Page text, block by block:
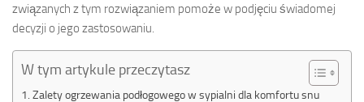
związanych z tym rozwiązaniem pomoże w podjęciu świadomej
decyzji o jego zastosowaniu.
W tym artykule przeczytasz
Zalety ogrzewania podłogowego w sypialni dla komfortu snu